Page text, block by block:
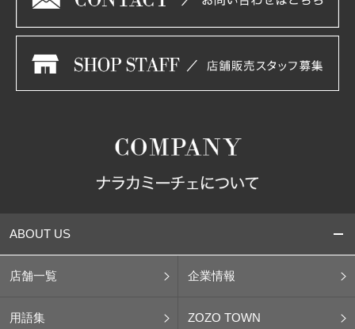
ABOUT US
店舗一覧 企業情報
用語集 ZOZO TOWN